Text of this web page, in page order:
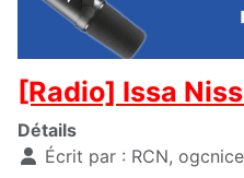
[Radio] Issa
Détails
Écrit par : RCN,